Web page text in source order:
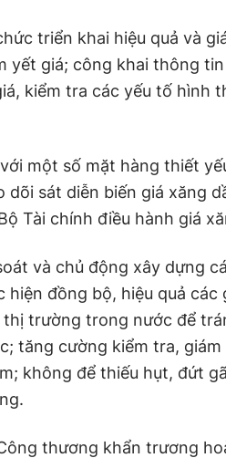
triển khai hiệu quả và
yết giá; công khai thông
kiểm tra các yếu tố hình
một số mặt hàng thiết
dõi sát diễn biến giá xăng
Tài chính điều hành giá
và chủ động xây dựng
hiện đồng bộ, hiệu quả các
thị trường trong nước để
tăng cường kiểm tra,
không để thiếu hụt, đứt
thương khẩn trương